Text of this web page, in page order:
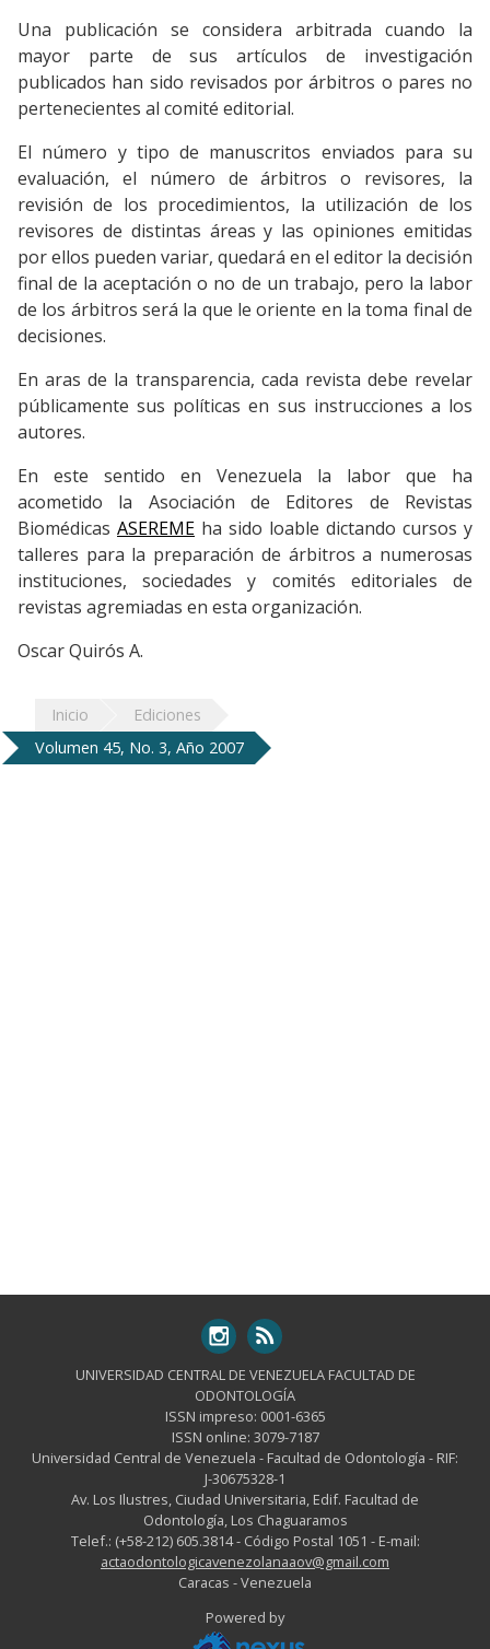
Una publicación se considera arbitrada cuando la
mayor parte de sus artículos de investigación
publicados han sido revisados por árbitros o pares no
pertenecientes al comité editorial.
El número y tipo de manuscritos enviados para su
evaluación, el número de árbitros o revisores, la
revisión de los procedimientos, la utilización de los
revisores de distintas áreas y las opiniones emitidas
por ellos pueden variar, quedará en el editor la decisión
final de la aceptación o no de un trabajo, pero la labor
de los árbitros será la que le oriente en la toma final de
decisiones.
En aras de la transparencia, cada revista debe revelar
públicamente sus políticas en sus instrucciones a los
autores.
En este sentido en Venezuela la labor que ha
acometido la Asociación de Editores de Revistas
Biomédicas ASEREME ha sido loable dictando cursos y
talleres para la preparación de árbitros a numerosas
instituciones, sociedades y comités editoriales de
revistas agremiadas en esta organización.
Oscar Quirós A.
Inicio
Ediciones
Volumen 45, No. 3, Año 2007
UNIVERSIDAD CENTRAL DE VENEZUELA FACULTAD DE
ODONTOLOGÍA
ISSN impreso: 0001-6365
ISSN online: 3079-7187
Universidad Central de Venezuela - Facultad de Odontología - RIF:
J-30675328-1
Av. Los Ilustres, Ciudad Universitaria, Edif. Facultad de
Odontología, Los Chaguaramos
Telef.: (+58-212) 605.3814 - Código Postal 1051 - E-mail:
actaodontologicavenezolanaaov@gmail.com
Caracas - Venezuela
Powered by